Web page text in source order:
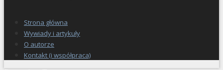
Strona główna
Wywiady i artykuły
O autorze
Kontakt (i współpraca)